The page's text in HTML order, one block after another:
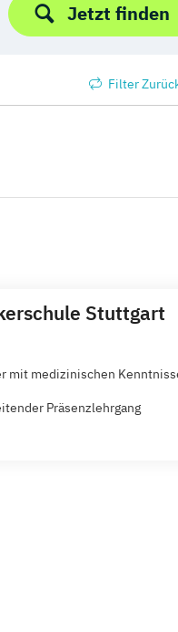
Jetzt finden
Filter
Stuttgart
mit medizinischen
Präsenzlehrgang